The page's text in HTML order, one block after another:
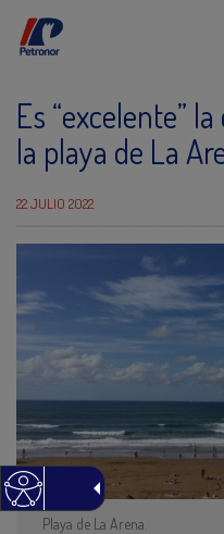
Es “excelente”
la playa de La
22 JULIO 2022
Playa de La Arena.